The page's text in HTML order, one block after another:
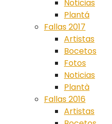
Noticias
Plantá
Fallas 2017
Artistas
Bocetos
Fotos
Noticias
Plantà
Fallas 2016
Artistas